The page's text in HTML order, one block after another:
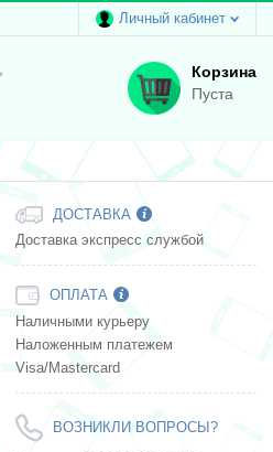
Личный кабинет
Корзина
Пуста
ДОСТАВКА
Доставка экспресс службой
ОПЛАТА
Наличными курьеру
Наложенным платежем
Visa/Mastercard
ВОЗНИКЛИ ВОПРОСЫ?